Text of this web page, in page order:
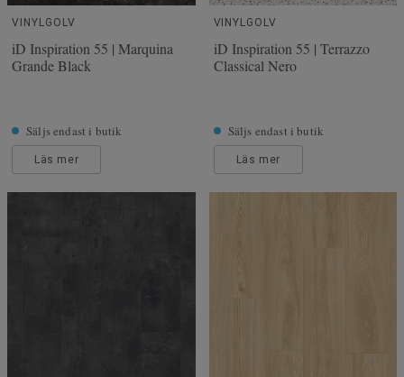
VINYLGOLV
iD Inspiration 55 | Marquina
Grande Black
Säljs endast i butik
Läs mer
VINYLGOLV
iD Inspiration 55 | Terrazzo
Classical Nero
Säljs endast i butik
Läs mer